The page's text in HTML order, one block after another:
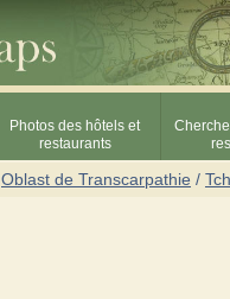
Photos des hôtels et
restaurants
Oblast de Transcarpathie /